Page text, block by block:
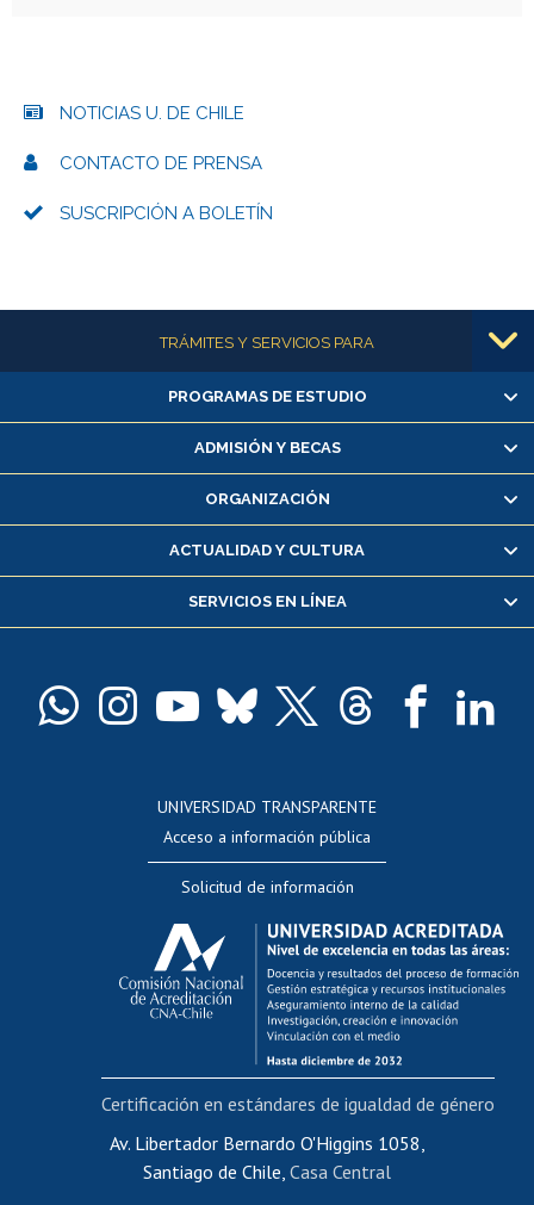
NOTICIAS U. DE CHILE
CONTACTO DE PRENSA
SUSCRIPCIÓN A BOLETÍN
Más informaciónTRÁMITES Y SERVICIOS PARA
Alumnas/os y exalumnas/os
Matrícula en línea
Inscripción y cambio de asignaturas
Consulta y certificado de notas
Servicio médico y dental
Pago de arancel y crédito alumnos
Docentes
Evaluación docente
Calificación académica
Postulación al AUCAI
Funcionarias/os
Cursos internos de capacitación
Bienestar del personal
Portal de movilidad interna
Certificado de renta
Certificado de renta honorarios
PROGRAMAS DE ESTUDIO
ADMISIÓN Y BECAS
ORGANIZACIÓN
ACTUALIDAD Y CULTURA
SERVICIOS EN LÍNEA
UNIVERSIDAD TRANSPARENTE
Acceso a información pública
Solicitud de información
Av. Libertador Bernardo O'Higgins 1058,
Santiago de Chile, Casa Central
Certificación en estándares de igualdad de género